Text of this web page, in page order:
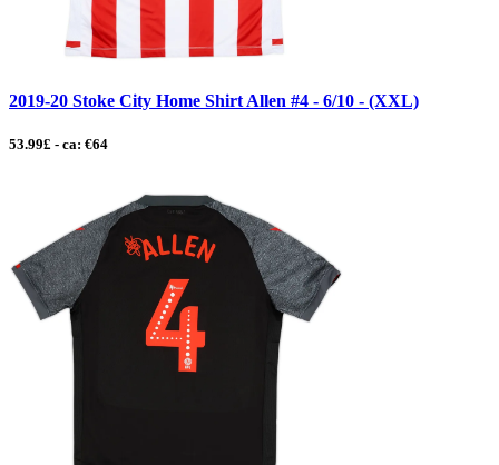
2019-20 Stoke City Home Shirt Allen #4 - 6/10 - (XXL)
53.99£ - ca: €64